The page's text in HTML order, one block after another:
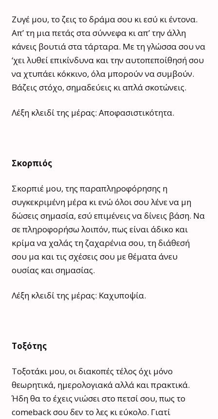
Ζυγέ μου, το ζεις το δράμα σου κι εσύ κι έντονα.
Απ’ τη μια πετάς στα σύννεφα κι απ’ την άλλη
κάνεις βουτιά στα τάρταρα. Με τη γλώσσα σου να
‘χει λυθεί επικίνδυνα και την αυτοπεποίθησή σου
να χτυπάει κόκκινο, όλα μπορούν να συμβούν.
Βάζεις στόχο, σημαδεύεις κι απλά σκοτώνεις.
Λέξη κλειδί της μέρας: Αποφασιστικότητα.
Σκορπιός
Σκορπιέ μου, της παραπληροφόρησης η
συγκεκριμένη μέρα κι ενώ όλοι σου λένε να μη
δώσεις σημασία, εσύ επιμένεις να δίνεις βάση. Να
σε πληροφορήσω λοιπόν, πως είναι άδικο και
κρίμα να χαλάς τη ζαχαρένια σου, τη διάθεσή
σου μα και τις σχέσεις σου με θέματα άνευ
ουσίας και σημασίας.
Λέξη κλειδί της μέρας: Καχυποψία.
Τοξότης
Τοξοτάκι μου, οι διακοπές τέλος όχι μόνο
θεωρητικά, ημερολογιακά αλλά και πρακτικά.
Ήδη θα το έχεις νιώσει στο πετσί σου, πως το
comeback σου δεν το λες κι εύκολο. Γιατί